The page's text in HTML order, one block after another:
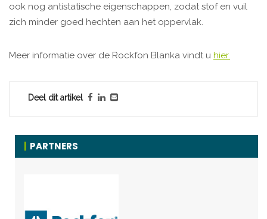
ook nog antistatische eigenschappen, zodat stof en vuil
zich minder goed hechten aan het oppervlak.
Meer informatie over de Rockfon Blanka vindt u hier.
Deel dit artikel
PARTNERS